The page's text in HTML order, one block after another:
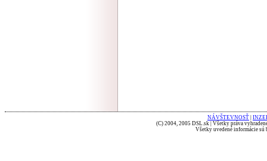
NÁVŠTEVNOSŤ
(C) 2004, 2005 DSL.sk | Všetky práva
Všetky uvedené informácie sú